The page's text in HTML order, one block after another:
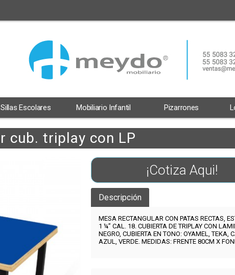
Sillas Escolares Mobiliario Infantil Pizarrones
cub. triplay con LP
¡Cotiza Aqui!
Descripción
MESA RECTANGULAR CON PATAS RECTAS,
1 ¼” CAL. 18. CUBIERTA DETRIPLAY CON
NEGRO, CUBIERTA EN TONO: OYAMEL, TEKA,
AZUL, VERDE. MEDIDAS: FRENTE 80CM X